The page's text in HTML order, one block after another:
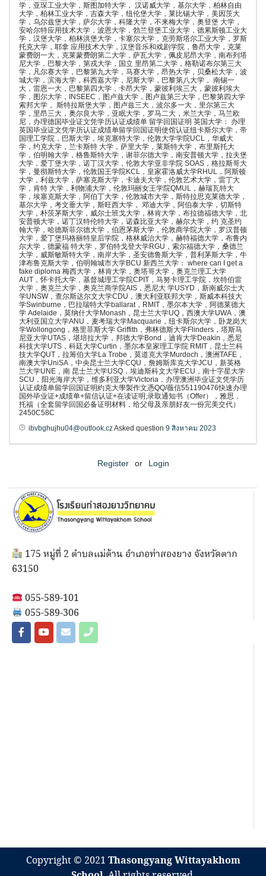
学，亚琛工业大学，斯图加特大学， 汉诺威大学，基尔大学，柏林自由
大学，柏林工业大学，吉森大学，纽伦堡大学，莱比锡大学，美因茨大
学，乌尔兹堡大学，萨尔大学，科隆大学，不来梅大学，奥登堡 大学，
安哈尔特应用技术大学，波恩大学，勃兰登堡工业大学，德累斯顿工业大
学，汉堡大学，柏林洪堡大学，卡塞尔大学，克劳斯塔尔工业大学，罗斯
托克大学，耶拿 应用技术大学，汉堡音乐和戏剧学院，鲁昂大学，克莱
蒙费朗一大，克莱蒙费朗第二大学，萨瓦大学，佩皮尼昂大学，南布列塔
尼大学，巴黎大学，第戎大学，国立 里昂第二大学，格勒诺布尔第三大
学，凡尔赛大学，巴黎第九大学，马赛大学，昂热大学，贝桑松大学，波
城大学，滨海大学，科西嘉大学，尼斯大学，巴黎第八大学， 南锡一
大，雷恩一大，巴黎第四大学，卡昂大学，蒙彼利埃三大，蒙彼利埃大
学，图尔大学，INSEEC，图卢兹大学，图卢兹第三大学，巴黎第四大学
索邦大学， 斯特拉斯堡大学，图卢兹三大，波尔多一大，里尔第三大
学，里昂三大，奥尔良大学，亚眠大学，罗马二大，米兰大学，马兰欧
尼，办理德国毕业证文凭学历认证成绩单 留学回国证明 英国大学： 办理
英国毕业证文凭学历认证成绩单留学回国证明使馆认证纽卡斯尔大学，帝
国理工学院，巴斯大学，埃克塞特大学，伦敦大学学院UCL，华威大
学，约克大学，兰卡斯特 大学，萨里大学，莱斯特大学，布里斯托大
学，伯明翰大学，格鲁斯特大学，谢菲尔德大学，南安普顿大学，拉夫堡
大学，爱丁堡大学，诺丁汉大学，伦敦大学亚非学院 SOAS，格拉斯哥大
学，曼彻斯特大学，伦敦国王学院KCL，皇家霍洛威大学RHUL，阿斯顿
大学，利兹大学，萨塞克斯大学，卡迪夫大学，伦敦艺术大学，雷丁大
学，肯特 大学，利物浦大学，伦敦玛丽女王学院QMUL，赫瑞瓦特大
学，埃塞克斯大学，阿伯丁大学，伦敦城市大学，斯特拉思克莱德大学，
基尔大学，考文垂大学，斯旺西大学， 邓迪大学，阿伯泰大学，切斯特
大学，朴茨茅斯大学，威尔士班戈大学，林肯大学，布拉德福德大学，北
安普顿大学，诺丁汉特伦特大学，诺森比亚大学，赫尔大学，约 克圣约
翰大学，哈德斯菲尔德大学，伯恩茅斯大学，伦敦商学院大学，罗汉普顿
大学，爱丁堡玛格丽特皇后学院，格林威治大学，赫特福德大学，布鲁内
尔大学，德蒙福 特大学，罗伯特戈登大学RGU，索尔福德大学，桑德兰
大学，威斯敏斯特大学，南岸大学，圣安德鲁斯大学，普利茅斯大学，牛
津布鲁克斯大学，伯明翰城市大学BCU 新西兰大学： where can I get a
fake diploma 梅西大学，林肯大学，奥塔哥大学，奥克兰理工大学
AUT，怀卡托大学，基督城理工学院CPIT，马努卡理工学院，坎特伯雷
大学，奥克兰大学，奥克兰商学院AIS，悉尼大 学USYD，新南威尔士大
学UNSW，查尔斯达尔文大学CDU，澳大利亚联邦大学，斯威本科技大
学Swinburne，巴拉瑞特大学ballarat，RMIT，墨尔本大学，阿德莱德大
学 Adelaide，莫纳什大学Monash，昆士兰大学UQ，西澳大学UWA，澳
大利亚国立大学ANU，麦考瑞大学Macquarie，纽卡斯尔大学，卧龙岗大
学Wollongong，格里菲斯大学 Griffith，弗林德斯大学Flinders，塔斯马
尼亚大学UTAS，堪培拉大学，邦德大学Bond，迪肯大学Deakin，悉尼
科技大学UTS，科廷大学Curtin，墨尔本皇家理工学院 RMIT，昆士兰科
技大学QUT，拉筹伯大学La Trobe，莫道克大学Murdoch，澳洲TAFE，
南澳大学UniSA，中央昆士兰大学CQU，詹姆斯库克大学JCU，新英格
兰大学UNE，南 昆士兰大学USQ，埃迪斯科文大学ECU，南十字星大学
SCU，阳光海岸大学，维多利亚大学Victoria，办理澳洲毕业证文凭学历
认证成绩单留学回国证明約克大學製作文憑QQ/薇信551190476快速办理
国外毕业证+成绩单+留信认证+在读证明,录取通知书（Offer），雅思，
托福（全套留学回国必备证明材料，给父母及亲朋好友一份完美交代）
2450C58C
ibvbghujhu04@outlook.czAsked question 9 สิงหาคม 2023
Register or Login
175 หมู่ที่ 2 ตำบลแม่ต้าน อำเภอท่าสองยาง จังหวัดตาก
63150
055-589-101
055-589-306
Copyright © 2021 Thasongyang Wittayakhom